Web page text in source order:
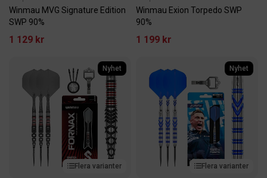
Winmau MVG Signature Edition
SWP 90%
1 129 kr
Winmau Exion Torpedo SWP
90%
1 199 kr
Nyhet
Flera varianter
Nyhet
Flera varianter